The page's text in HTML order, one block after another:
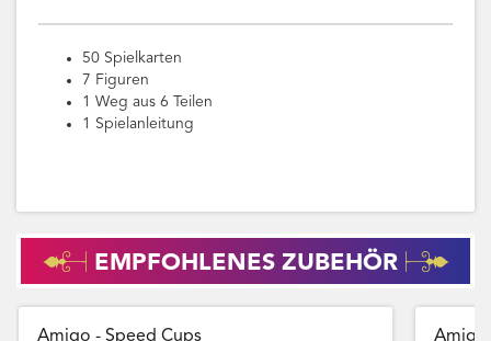
50 Spielkarten
7 Figuren
1 Weg aus 6 Teilen
1 Spielanleitung
EMPFOHLENES ZUBEHÖR
Amigo - Speed Cups Amigo